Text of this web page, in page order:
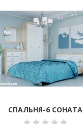
СПАЛЬНЯ-6 СОНАТА